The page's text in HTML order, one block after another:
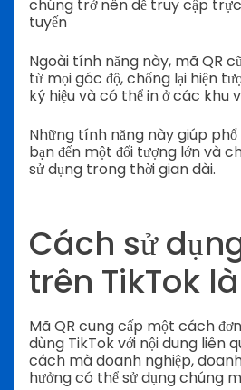
chúng trở nên dễ truy cập
tuyến
Ngoài tính năng này, mã QR
từ mọi góc độ, chống lại hiện
ký hiệu và có thể in ở các khu
Những tính năng này giúp phổ
bạn đến một đối tượng lớn và
sử dụng trong thời gian dài.
Cách sử
trên TikTok
Mã QR cung cấp một cách
dùng TikTok với nội dung liên
cách mà doanh nghiệp,
hưởng có thể sử dụng chúng